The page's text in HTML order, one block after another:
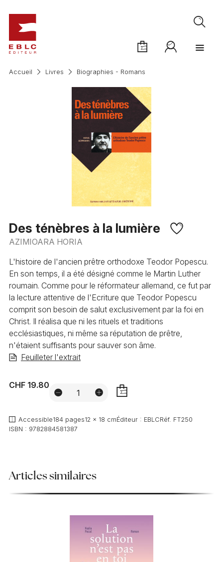
Accueil Livres Biographies - Romans
Des ténèbres à la lumière
AZIMIOARA HORIA
L'histoire de l'ancien prêtre orthodoxe Teodor Popescu.
En son temps, il a été désigné comme le Martin Luther
roumain. Comme pour le réformateur allemand, ce fut par
la lecture attentive de l'Ecriture que Teodor Popescu
comprit son besoin de salut exclusivement par la foi en
Christ. Il réalisa que ni les rituels et traditions
ecclésiastiques, ni même sa réputation de prêtre,
n'étaient suffisants pour sauver son âme.
Feuilleter l'extrait
CHF 19.80
Accessible184 pages12 x 18 cmÉditeur : EBLCRéf. FT250
ISBN : 9782884581387
Articles similaires